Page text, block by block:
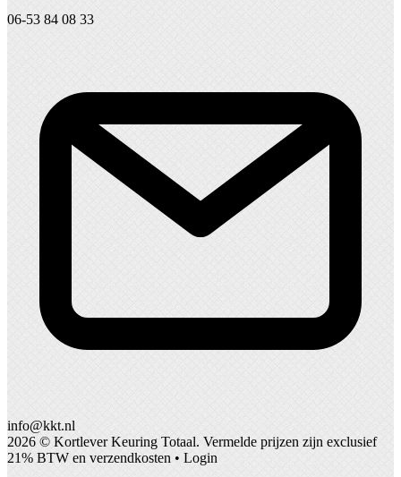
06-53 84 08 33
info@kkt.nl
2026 © Kortlever Keuring Totaal. Vermelde prijzen zijn exclusief
21% BTW en verzendkosten • Login